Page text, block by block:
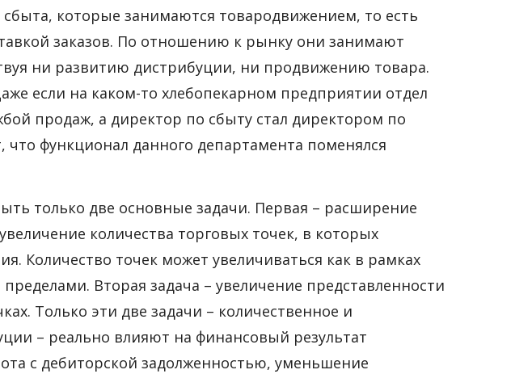
которые занимаются товародвижением, то есть
заказов. По отношению к рынку они занимают
ни развитию дистрибуции, ни продвижению товара.
если на каком-то хлебопекарном предприятии отдел
продаж, а директор по сбыту стал директором по
что функционал данного департамента поменялся
только две основные задачи. Первая – расширение
количества торговых точек, в которых
Количество точек может увеличиваться как в рамках
Вторая задача – увеличение представленности
Только эти две задачи – количественное и
– реально влияют на финансовый результат
с дебиторской задолженностью, уменьшение